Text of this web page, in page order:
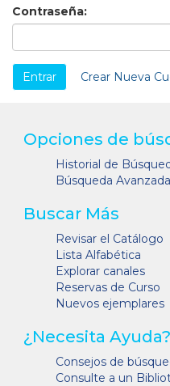
Contraseña:
Crear Nueva
Opciones de
Historial de
Búsqueda Avanzada
Buscar Más
Revisar el Catálogo
Lista Alfabética
Explorar canales
Reservas de Curso
Nuevos ejemplares
¿Necesita Ayuda?
Consejos de
Consulte a un